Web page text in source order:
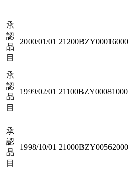
承
認
品
目
2000/01/01 21200BZY00016000
承
認
品
目
1999/02/01 21100BZY00081000
承
認
品
目
1998/10/01 21000BZY00562000